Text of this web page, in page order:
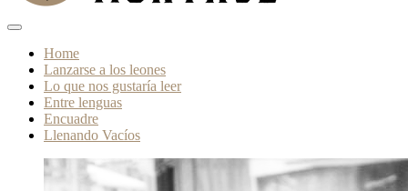
Home
Lanzarse a los leones
Lo que nos gustaría leer
Entre lenguas
Encuadre
Llenando Vacíos